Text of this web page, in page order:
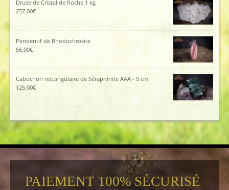
Druse de Cristal de Roche 1 kg
257,00€
Pendentif de Rhodochrosite
56,00€
Cabochon rectangulaire de Séraphinite AAA - 5 cm
125,00€
PAIEMENT 100% SÉCURISÉ